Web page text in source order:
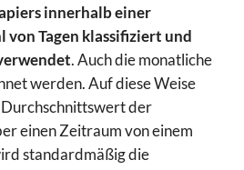
innerhalb einer
von Tagen klassifiziert und
. Auch die monatliche
werden. Auf diese Weise
der
einen Zeitraum von einem
standardmäßig die